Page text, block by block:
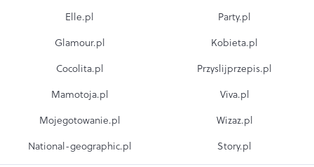
Elle.pl
Glamour.pl
Cocolita.pl
Mamotoja.pl
Mojegotowanie.pl
National-geographic.pl
Party.pl
Kobieta.pl
Przyslijprzepis.pl
Viva.pl
Wizaz.pl
Story.pl